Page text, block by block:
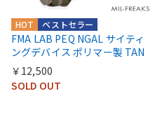
ベストセラー
HOT
FMA LAB PEQ NGAL サイティ
ングデバイス ポリマー製 TAN
￥12,500
SOLD OUT